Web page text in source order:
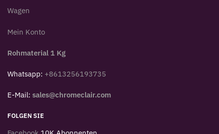
Wagen
Mein Konto
Rohmaterial 1 Kg
Whatsapp: +8613256193735
E-Mail: sales@chromeclair.com
FOLGEN SIE